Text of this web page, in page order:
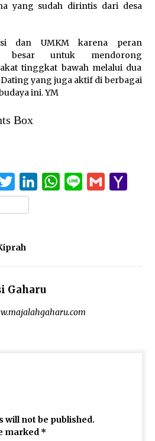
yang sudah dirintis dari desa
dan UMKM karena peran
besar untuk mendorong
tinggkat bawah melalui dua
yang juga aktif di berbagai
ini. YM
Box
TwitterLinkedInWhatsApp
Line Gmail
Gaharu
will not be published.
marked *